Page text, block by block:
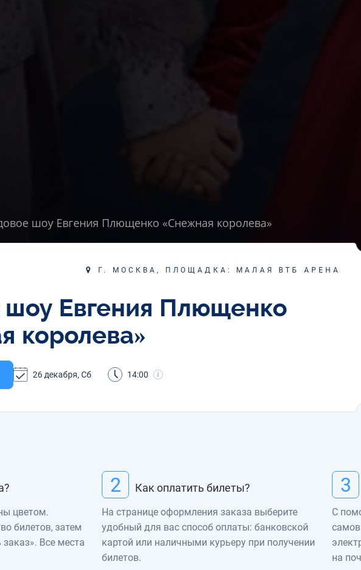
шоу Евгения Плющенко «Снежная королева»
Г. МОСКВА, ПЛОЩАДКА: МАЛАЯ ВТБ АРЕНА
Евгения Плющенко
королева»
26 декабря, Сб 14:00
цветом.
билетов, затем
Все места
2 Как оплатить билеты?
На странице оформления заказа выберите
удобный для вас способ оплаты: банковской
картой или наличными курьеру при получении
билетов.
3
С
на